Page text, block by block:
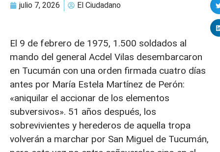
julio 7, 2026 El Ciudadano
El 9 de febrero de 1975, 1.500 soldados al
mando del general Acdel Vilas desembarcaron
en Tucumán con una orden firmada cuatro días
antes por María Estela Martínez de Perón:
«aniquilar el accionar de los elementos
subversivos». 51 años después, los
sobrevivientes y herederos de aquella tropa
volverán a marchar por San Miguel de Tucumán,